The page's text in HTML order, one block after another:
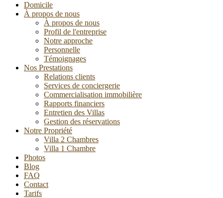
Domicile
À propos de nous
À propos de nous
Profil de l'entreprise
Notre approche
Personnelle
Témoignages
Nos Prestations
Relations clients
Services de conciergerie
Commercialisation immobilière
Rapports financiers
Entretien des Villas
Gestion des réservations
Notre Propriété
Villa 2 Chambres
Villa 1 Chambre
Photos
Blog
FAQ
Contact
Tarifs